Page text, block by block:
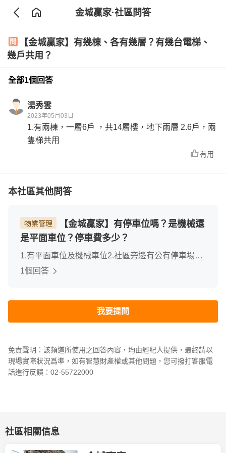
金城贏家·社區問答
【金城贏家】有幾棟、各有幾層？有幾台電梯、
幾戶共用？
全部1個回答
湯秀雲
2023年05月03日
1.有兩棟，一層6戶 ，共14層樓，地下兩層 2.6戶，兩
隻梯共用
有用
本社區其他問答
物業管理
【金城贏家】有停車位嗎？是機械還
是平面車位？停車費多少？
1.有平面車位及機械車位2.社區旁邊有公有停車場，
一小時20元
1個回答
我要提問
免責聲明：該頻道所使用之回答內容，均由經紀人提供，最終請以
現場實際狀況爲準，如有智慧財產權或其他問題，您可撥打客服電
話進行反饋：02-55722000
社區相關信息